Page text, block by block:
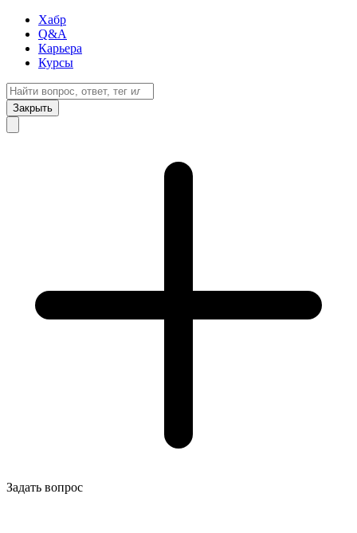
Хабр
Q&A
Карьера
Курсы
Закрыть
Задать вопрос